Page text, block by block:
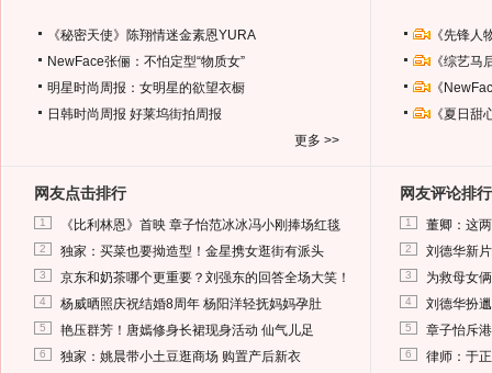
《秘密天使》陈翔情迷金素恩YURA
NewFace张俪：不怕定型“物质女”
明星时尚周报：女明星的欲望衣橱
日韩时尚周报 好莱坞街拍周报
更多 >>
《先锋
《综艺
《
《夏日
网友点击排行
1 《比利林恩》首映 章子怡范冰冰冯小刚捧场红毯
2 独家：买菜也要拗造型！金星携女逛街有派头
3 京东和奶茶哪个更重要？刘强东的回答全场大笑！
4 杨威晒照庆祝结婚8周年 杨阳洋轻抚妈妈孕肚
5 艳压群芳！唐嫣修身长裙现身活动 仙气儿足
6 独家：姚晨带小土豆逛商场 购置产后新衣
网友评论排行
1 董卿：这
2 刘德华新
3 为救母女
4 刘德华扮
5 章子怡斥
6 律师：于